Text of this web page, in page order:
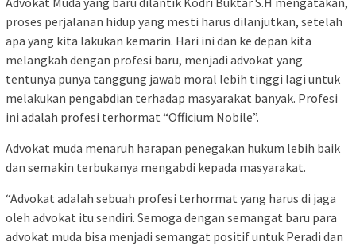
proses perjalanan hidup yang mesti harus dilanjutkan, setelah
apa yang kita lakukan kemarin. Hari ini dan ke depan kita
melangkah dengan profesi baru, menjadi advokat yang
tentunya punya tanggung jawab moral lebih tinggi lagi untuk
melakukan pengabdian terhadap masyarakat banyak. Profesi
ini adalah profesi terhormat “Officium Nobile”.
Advokat muda menaruh harapan penegakan hukum lebih baik
dan semakin terbukanya mengabdi kepada masyarakat.
“Advokat adalah sebuah profesi terhormat yang harus di jaga
oleh advokat itu sendiri. Semoga dengan semangat baru para
advokat muda bisa menjadi semangat positif untuk Peradi dan